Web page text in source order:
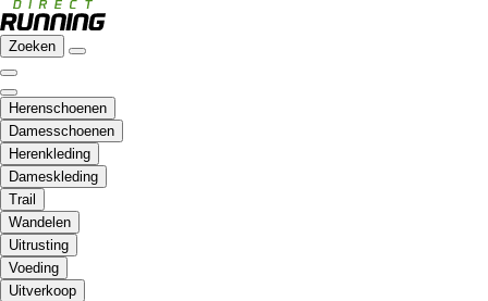
Zoeken
Herenschoenen
Damesschoenen
Herenkleding
Dameskleding
Trail
Wandelen
Uitrusting
Voeding
Uitverkoop